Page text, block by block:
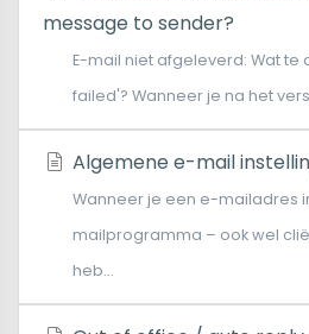
message to sender?
E-mail niet afgeleverd: Wat te
failed'? Wanneer je na het
Algemene e-mail
Wanneer je een e-mailadres
mailprogramma – ook wel
heb...